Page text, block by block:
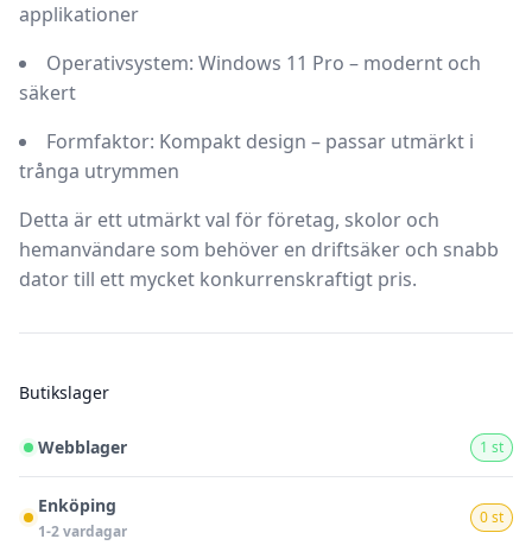
applikationer
Operativsystem: Windows 11 Pro – modernt och
säkert
Formfaktor: Kompakt design – passar utmärkt i
trånga utrymmen
Detta är ett utmärkt val för företag, skolor och
hemanvändare som behöver en driftsäker och snabb
dator till ett mycket konkurrenskraftigt pris.
Butikslager
Webblager 1 st
Enköping
1-2 vardagar
0 st